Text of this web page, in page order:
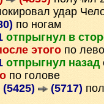
удар
по ногам
отпрыгнул в
этого по
отпрыгнул назад
по голове
(5717)